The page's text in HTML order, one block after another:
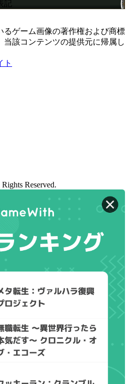
記
ゲーム画像の著作権および商標
該コンテンツの提供元に帰属し
ト
Reserved.